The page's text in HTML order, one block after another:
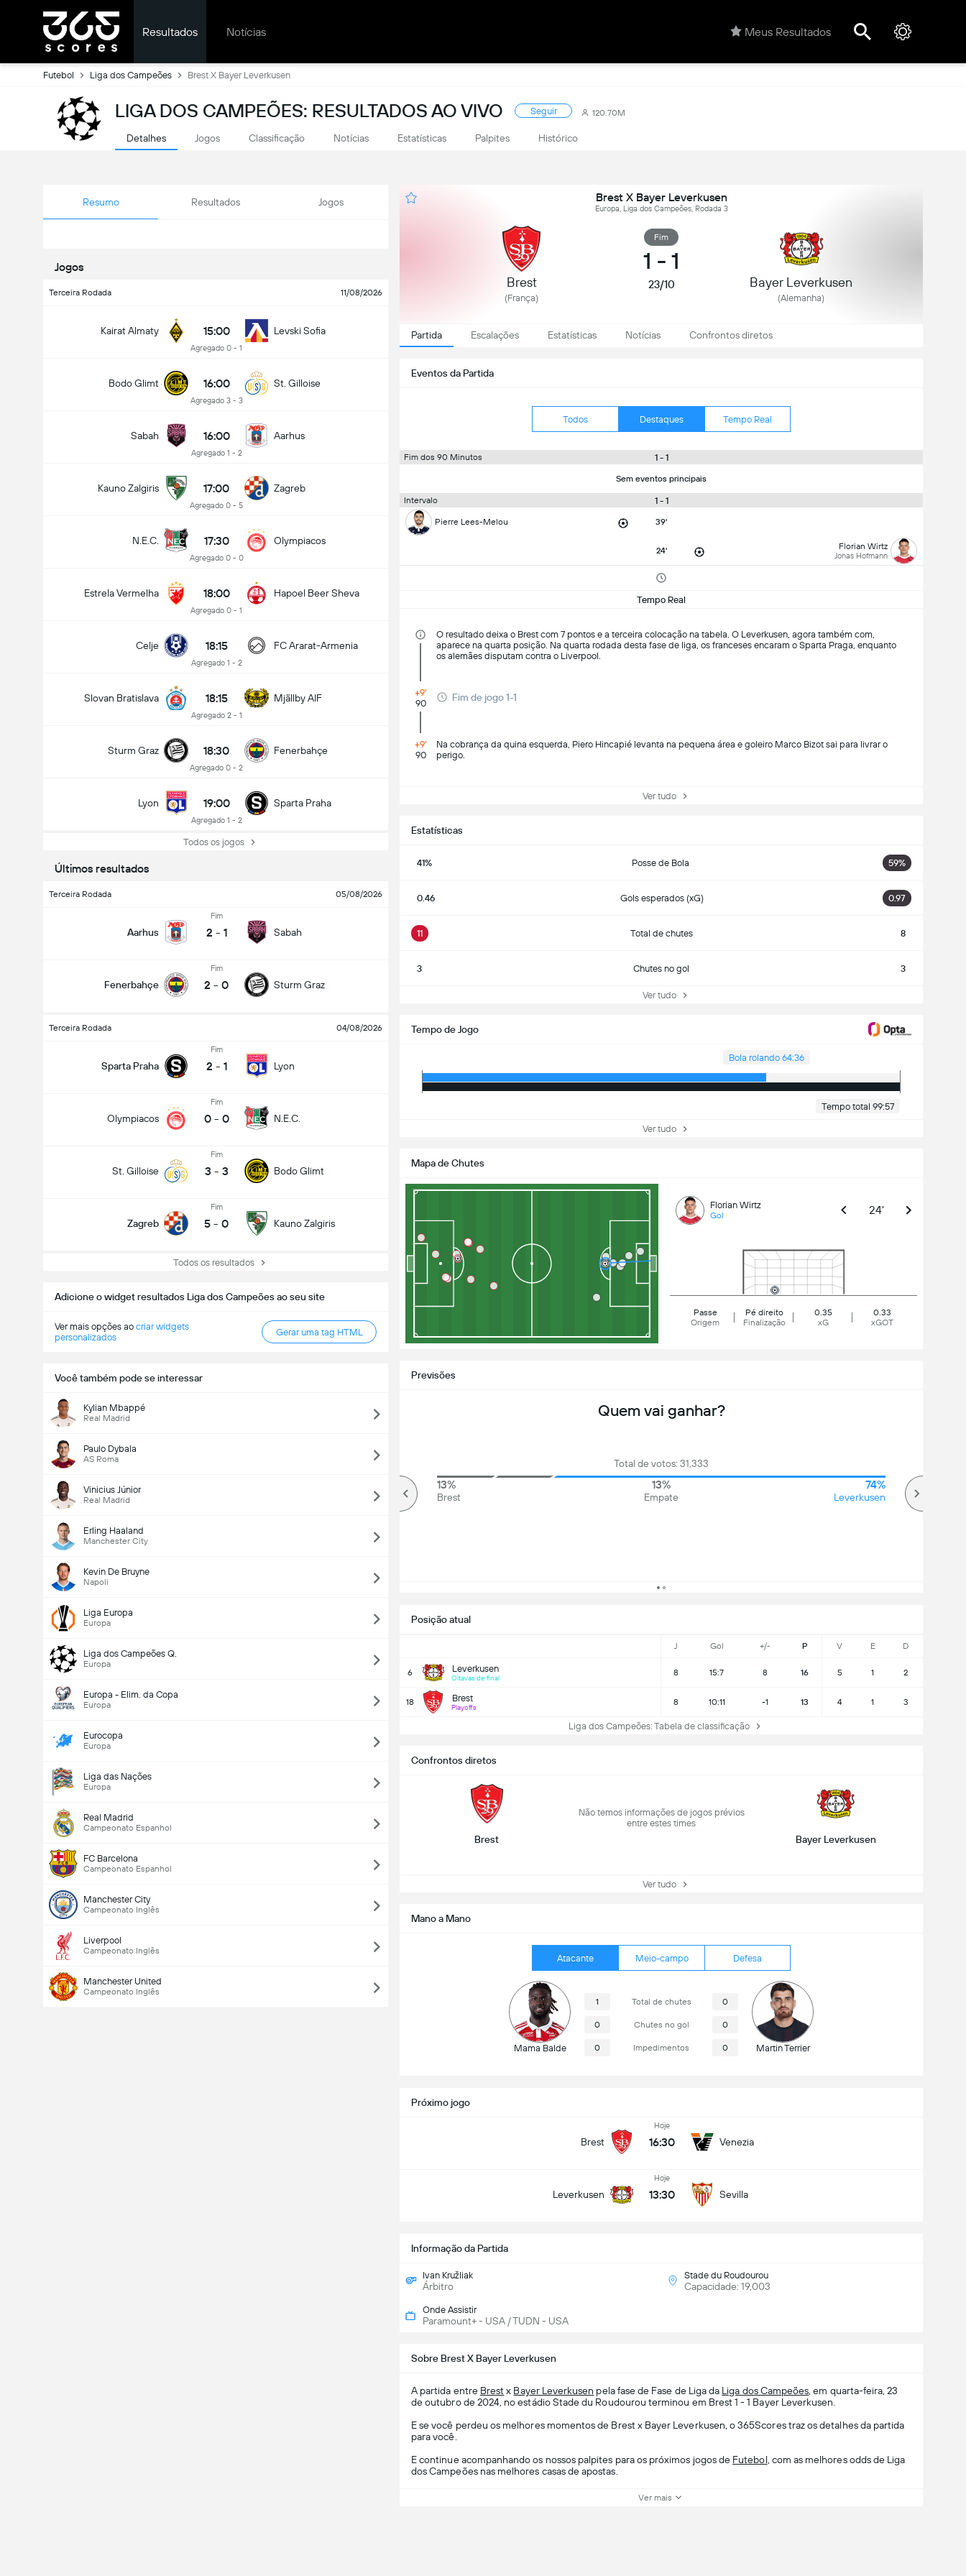
Resultados Notícias Meus Resultados
Futebol Liga dos Campeões Brest X Bayer Leverkusen
LIGA DOS CAMPEÕES: RESULTADOS AO VIVO Seguir 120.70M
Detalhes Jogos Classificação Notícias Estatísticas Palpites Histórico
Resumo Resultados Jogos
Jogos
Terceira Rodada 11/08/2026
Kairat Almaty 15:00
Agregado 0 - 1
Levski Sofia
Bodo Glimt 16:00
Agregado 3 - 3
St. Gilloise
Sabah 16:00
Agregado 1 - 2
Aarhus
Kauno Zalgiris 17:00
Agregado 0 - 5
Zagreb
N.E.C. 17:30
Agregado 0 - 0
Olympiacos
Estrela Vermelha 18:00
Agregado 0 - 1
Hapoel Beer Sheva
Celje 18:15
Agregado 1 - 2
FC Ararat-Armenia
Slovan Bratislava 18:15
Agregado 2 - 1
Mjällby AIF
Sturm Graz 18:30
Agregado 0 - 2
Fenerbahçe
Lyon 19:00
Agregado 1 - 2
Sparta Praha
Todos os jogos
Últimos resultados
Terceira Rodada 05/08/2026
Aarhus
Fim
2 - 1 Sabah
Fenerbahçe
Fim
2 - 0 Sturm Graz
Terceira Rodada 04/08/2026
Sparta Praha
Fim
2 - 1 Lyon
Olympiacos
Fim
0 - 0 N.E.C.
St. Gilloise
Fim
3 - 3 Bodo Glimt
Zagreb
Fim
5 - 0 Kauno Zalgiris
Todos os resultados
Adicione o widget resultados Liga dos Campeões ao seu site
Ver mais opções ao criar widgets
personalizados
Gerar uma tag HTML
Você também pode se interessar
Kylian Mbappé
Real Madrid
Paulo Dybala
AS Roma
Vinicius Júnior
Real Madrid
Erling Haaland
Manchester City
Kevin De Bruyne
Napoli
Liga Europa
Europa
Liga dos Campeões Q.
Europa
Europa - Elim. da Copa
Europa
Eurocopa
Europa
Liga das Nações
Europa
Real Madrid
Campeonato Espanhol
FC Barcelona
Campeonato Espanhol
Manchester City
Campeonato Inglês
Liverpool
Campeonato Inglês
Manchester United
Campeonato Inglês
Brest X Bayer Leverkusen
Europa, Liga dos Campeões, Rodada 3
Brest
(França)
Fim
1 - 1
23/10 Bayer Leverkusen
(Alemanha)
Partida Escalações Estatísticas Notícias Confrontos diretos
Eventos da Partida
Todos Destaques Tempo Real
Fim dos 90 Minutos 1 - 1
Sem eventos principais
Intervalo 1 - 1
Pierre Lees-Melou 39'
24' Florian Wirtz
Jonas Hofmann
Tempo Real
O resultado deixa o Brest com 7 pontos e a terceira colocação na tabela. O Leverkusen, agora também com,
aparece na quarta posição. Na quarta rodada desta fase de liga, os franceses encaram o Sparta Praga, enquanto
os alemães disputam contra o Liverpool.
+9'
90
Fim de jogo 1-1
+9'
90
Na cobrança da quina esquerda, Piero Hincapié levanta na pequena área e goleiro Marco Bizot sai para livrar o
perigo.
Ver tudo
Próximo jogo
Brest
Hoje
16:30 Venezia
Leverkusen
Hoje
13:30 Sevilla
Mano a Mano
Atacante Meio-campo Defesa
Mama Balde
1 Total de chutes 0
0 Chutes no gol 0
0 Impedimentos 0 Martin Terrier
Estatísticas
41% Posse de Bola 59%
0.46 Gols esperados (xG) 0.97
11 Total de chutes 8
3 Chutes no gol 3
Ver tudo
Tempo de Jogo
Bola rolando 64:36
Tempo total 99:57
Ver tudo
Mapa de Chutes
Florian Wirtz
Gol 24'
Passe
Origem
Pé direito
Finalização
0.35
xG
0.33
xGOT
Informação da Partida
Ivan Kružliak
Árbitro
Stade du Roudourou
Capacidade: 19,003
Onde Assistir
Paramount+ - USA / TUDN - USA
Posição atual
J Gol +/- P V E D
6 Leverkusen
Oitavas de final
8 15:7 8 16 5 1 2
18 Brest
Playoffs
8 10:11 -1 13 4 1 3
Liga dos Campeões: Tabela de classificação
Previsões
Quem vai ganhar?
Total de votos: 31,333
13%
Brest
13%
Empate
74%
Leverkusen
Total de Gols (2.5)
Total de votos: 2,676
Confrontos diretos
Brest
Não temos informações de jogos prévios
entre estes times
Bayer Leverkusen
Ver tudo
Sobre Brest X Bayer Leverkusen
A partida entre Brestx Bayer Leverkusen pela fase de Fase de Liga da Liga dos Campeões , em quarta-feira, 23
de outubro de 2024, no estádio Stade du Roudourou terminou em Brest 1 - 1 Bayer Leverkusen.
E se você perdeu os melhores momentos de Brest x Bayer Leverkusen, o 365Scores traz os detalhes da partida
para você.
E continue acompanhando os nossos palpites para os próximos jogos de Futebol , com as melhores odds de Liga
dos Campeões nas melhores casas de apostas.
Ver mais